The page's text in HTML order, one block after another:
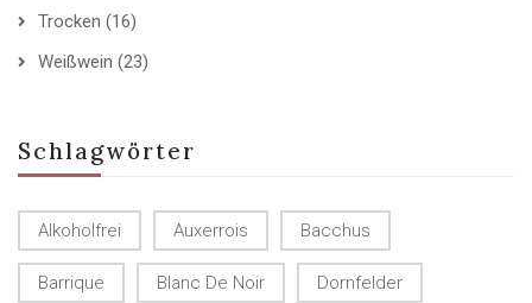
Trocken (16)
Weißwein (23)
Schlagwörter
Alkoholfrei Auxerrois Bacchus
Barrique Blanc De Noir Dornfelder